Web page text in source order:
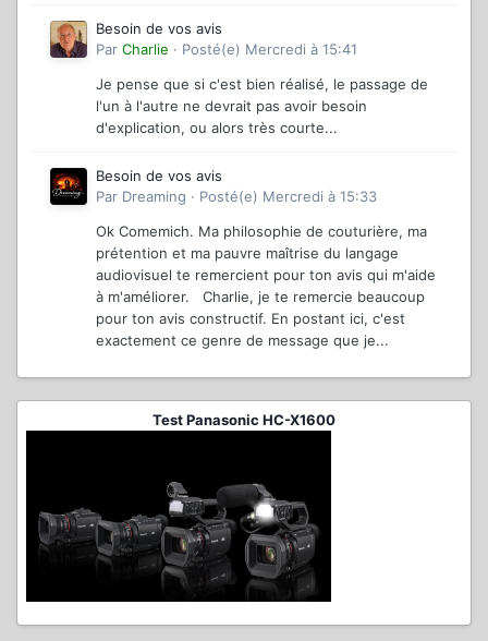
Besoin de vos avis
Par Charlie · Posté(e) Mercredi à 15:41
Je pense que si c'est bien réalisé, le passage de
l'un à l'autre ne devrait pas avoir besoin
d'explication, ou alors très courte...
Besoin de vos avis
Par Dreaming · Posté(e) Mercredi à 15:33
Ok Comemich. Ma philosophie de couturière, ma
prétention et ma pauvre maîtrise du langage
audiovisuel te remercient pour ton avis qui m'aide
à m'améliorer. Charlie, je te remercie beaucoup
pour ton avis constructif. En postant ici, c'est
exactement ce genre de message que je...
Test Panasonic HC-X1600